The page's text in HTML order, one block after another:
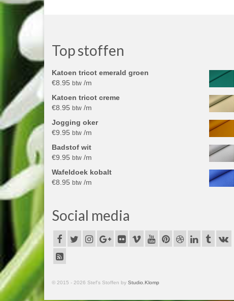
Top stoffen
Katoen tricot emerald groen
€8.95 btw /m
Katoen tricot creme
€8.95 btw /m
Jogging oker
€9.95 btw /m
Badstof wit
€9.95 btw /m
Wafeldoek kobalt
€8.95 btw /m
Social media
© 2015 - 2026 Stef's Stoffen by Studio.Klomp